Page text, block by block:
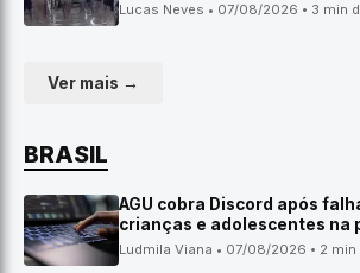
Lucas Neves • 07/08/2026 • 3 min
Ver mais →
BRASIL
AGU cobra Discord após
crianças e adolescentes na
Ludmila Viana • 07/08/2026 • 2 min